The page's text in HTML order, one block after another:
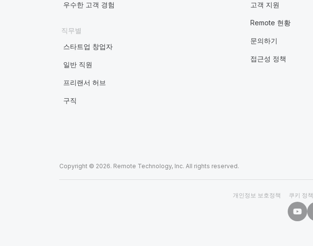
우수한 고객 경험
직무별
스타트업 창업자
일반 직원
프리랜서 허브
구직
고객 지원
Remote 현황
문의하기
접근성 정책
Copyright © 2026. Remote Technology, Inc. All rights reserved.
개인정보 보호정책 쿠키 정책